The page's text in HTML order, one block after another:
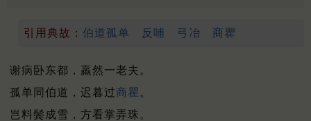
引用典故： 伯道孤单 反哺 弓冶 商瞿
谢病卧东都，羸然一老夫。
孤单同伯道，迟暮过商瞿 。
岂料鬓成雪，方看掌弄珠。